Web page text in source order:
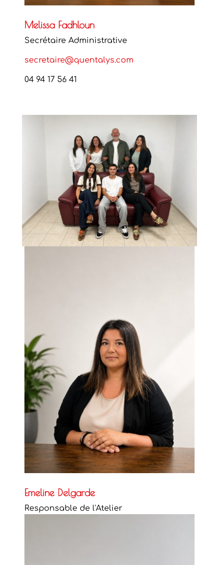
Melissa Fadhloun
Secrétaire Administrative
secretaire@quentalys.com
04 94 17 56 41
Emeline Delgarde
Responsable de l'Atelier